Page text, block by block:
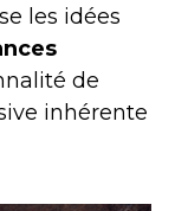
les idées
de
inhérente